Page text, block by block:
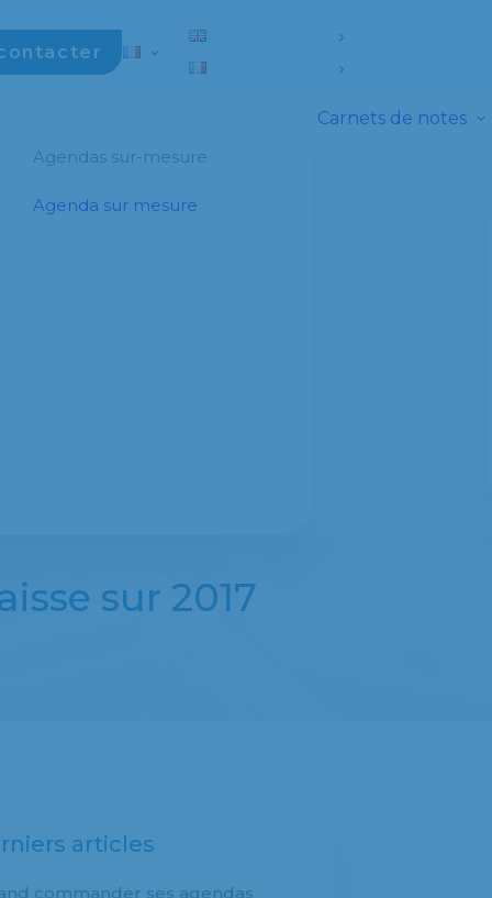
Agendas sur-mesure
Agenda sur mesure
Carnets de notes
sur 2017
articles
commander ses agendas